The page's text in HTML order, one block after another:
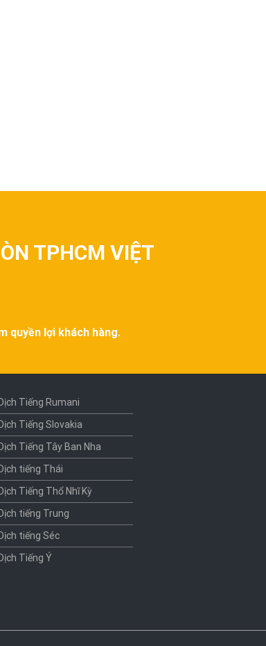
TPHCM VIỆT
quyền lợi khách hàng.
Tiếng Rumani
Tiếng Slovakia
Tiếng Tây Ban Nha
tiếng Thái
Tiếng Thổ Nhĩ Kỳ
tiếng Trung
tiếng Séc
Tiếng Ý